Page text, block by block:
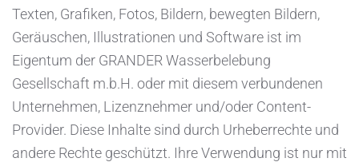
Texten, Grafiken, Fotos, Bildern, bewegten Bildern,
Geräuschen, Illustrationen und Software ist im
Eigentum der GRANDER Wasserbelebung
Gesellschaft m.b.H. oder mit diesem verbundenen
Unternehmen, Lizenznehmer und/oder Content-
Provider. Diese Inhalte sind durch Urheberrechte und
andere Rechte geschützt. Ihre Verwendung ist nur mit